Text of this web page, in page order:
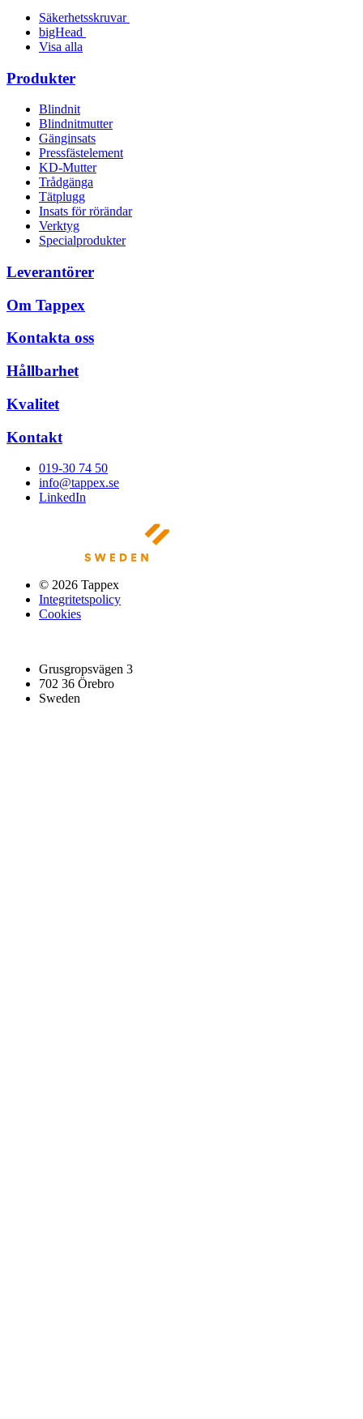
Säkerhetsskruvar
bigHead
Visa alla
Produkter
Blindnit
Blindnitmutter
Gänginsats
Pressfästelement
KD-Mutter
Trådgänga
Tätplugg
Insats för rörändar
Verktyg
Specialprodukter
Leverantörer
Om Tappex
Kontakta oss
Hållbarhet
Kvalitet
Kontakt
019-30 74 50
info@tappex.se
LinkedIn
© 2026 Tappex
Integritetspolicy
Cookies
Grusgropsvägen 3
702 36 Örebro
Sweden